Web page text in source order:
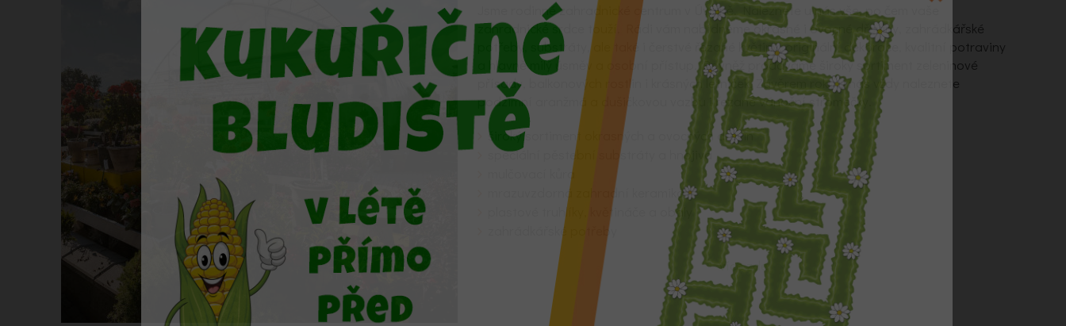
Jsme rodinné zahradnické centrum v Úvalně. Naleznete u nás vše, po čem vaše
zahradnické srdce touží. Rádi vám nabídneme okrasné i ovocné dřeviny, zahrádkářské
potřeby, substráty, ale také i čerstvé řezané květiny, originální dekorace, kvalitní potraviny
a hlavně milý úsměv a osobní přístup. Rovněž prodáváme široký sortiment zeleninové
přísady, balkonových rostlin i krásných letniček. Závěrem roku u nás vždy naleznete
podzimní aranžmá a dušičkovou vazbu i řezané vánoční stromečky.
široký sortiment okrasných a ovocných dřevin
speciální pěstební substráty a hnojiva
mulčovací kůra
mrazuvzdorná zahradní keramika
plastové truhlíky, květináče a obaly
zahrádkářské potřeby
více zde